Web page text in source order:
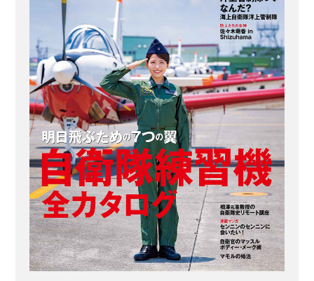
行場の情報がまとめられヘリの離発着
のデータも充実 CH‐47JA輸送ヘリコ...